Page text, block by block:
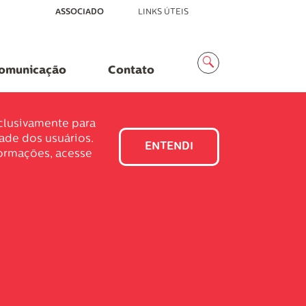
MenuASSOCIADO LINKS ÚTEIS
Contato
Busca
para
dos usuários.
acesse
ENTENDI